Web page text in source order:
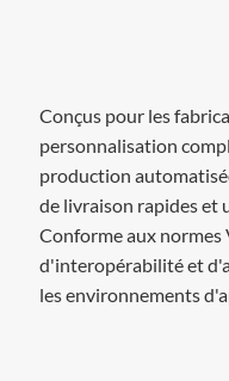
Conçus pour les
personnalisation
production
de livraison rapides et
Conforme aux normes
d'interopérabilité et
les environnements